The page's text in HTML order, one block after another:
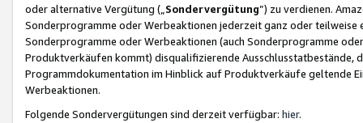
oder alternative Vergütung („ Sondervergütung”) zu verdienen.
Sonderprogramme oder Werbeaktionen jederzeit ganz oder
Sonderprogramme oder Werbeaktionen (auch Sonderprogramme
Produktverkäufen kommt) disqualifizierende Ausschlusstatbestände,
Programmdokumentation im Hinblick auf Produktverkäufe geltende
Werbeaktionen.
Folgende Sondervergütungen sind derzeit verfügbar: hier.